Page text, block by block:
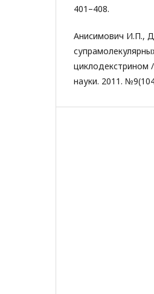
401–408.
Анисимович И.П.,
циклодекстрином
науки. 2011.